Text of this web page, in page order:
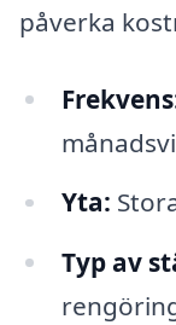
påverka
Yta:
Typ av